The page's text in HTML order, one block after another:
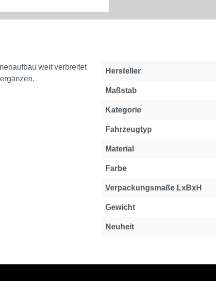
weit verbreitet
Hersteller
Maßstab
Kategorie
Fahrzeugtyp
Material
Farbe
Verpackungsmaße LxBxH
Gewicht
Neuheit